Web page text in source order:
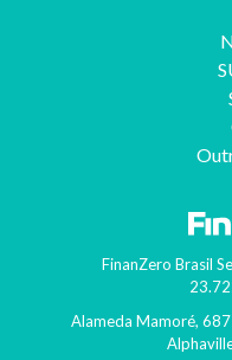
FinanZero Brasil
Alameda Mamoré,